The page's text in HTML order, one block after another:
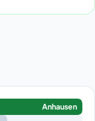
Anhausen